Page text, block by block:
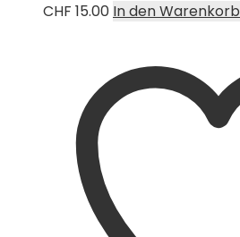
CHF 15.00 In den Warenkorb